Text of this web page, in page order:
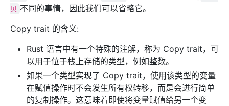
贝 不同的事情，因此我们可以省略它。
Copy trait 的含义:
Rust 语言中有一个特殊的注解，称为 Copy trait，可
以用于位于栈上存储的类型，例如整数。
如果一个类型实现了 Copy trait，使用该类型的变量
在赋值操作时不会发生所有权转移，而是会进行简单
的复制操作。这意味着即使将变量赋值给另一个变